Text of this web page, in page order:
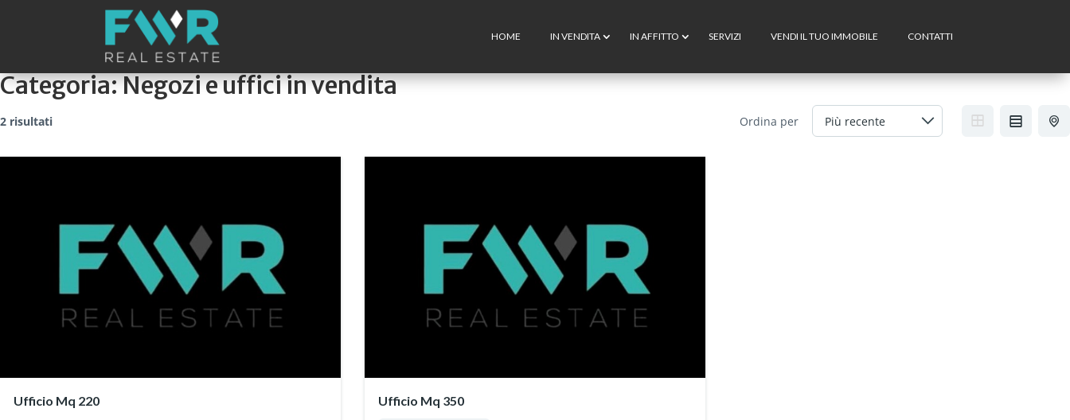
HOME IN VENDITA IN AFFITTO SERVIZI VENDI IL TUO IMMOBILE CONTATTI
Categoria:Negozi e uffici in vendita
2 risultati Ordina per
Ufficio Mq 220 Ufficio Mq 350